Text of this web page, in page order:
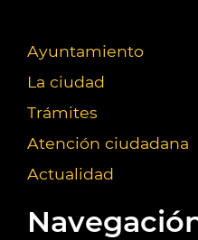
Ayuntamiento
La ciudad
Trámites
Atención ciudadana
Actualidad